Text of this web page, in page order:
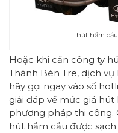
hút hầm
Hoặc khi cần công ty
Thành Bén Tre, dịch
hãy gọi ngay vào số
giải đáp về mức giá hút
phương pháp thi công.
hút hầm cầu được